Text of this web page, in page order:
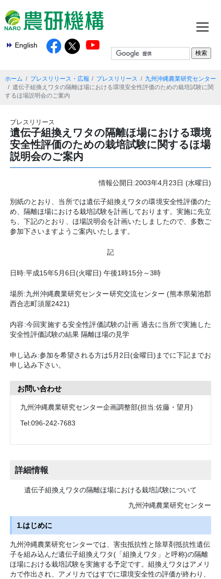
English
ホーム プレスリリース・広報 プレスリリース
九州沖縄農業研究センター
遺伝子組換えワタの隔離ほ場における環境安全性評価のための栽培試験に関
するほ場説明会のご案内
プレスリリース
遺伝子組換えワタの隔離ほ場における環境
安全性評価のための栽培試験に関するほ場
説明会のご案内
情報公開日:2003年4月23日 (水曜日)
別紙のとおり、当所では遺伝子組換えワタの環境安全性評価のた
め、隔離ほ場における栽培試験を計画しております。実施に先立
ち、下記のとおり、ほ場説明会を計画いたしましたので、多数ご
参加下さいますようご案内いたします。
記
日時:平成15年5月6日(火曜日) 午後1時15分～3時
場所:九州沖縄農業研究センター研究交流センター (熊本県菊池郡
西合志町須屋2421)
内容:今回実施する安全性評価試験の計画 過去に当所で実施した
安全性評価試験の結果 隔離ほ場の見学
申し込み:参加を希望される方は5月2日(金曜日)までに下記までお
申し込み下さい。
お問い合わせ
九州沖縄農業研究センター企画調整部(担当:佐藤・望月)
Tel:096-242-7683
詳細情報
遺伝子組換えワタの隔離ほ場における栽培試験について
九州沖縄農業研究センター
1.はじめに
九州沖縄農業研究センターでは、害虫抵抗性と除草剤抵抗性遺伝
子を組み込んだ遺伝子組換えワタ(「組換えワタ」と呼称)の隔離
ほ場における栽培試験を実施する予定です。組換えワタはアメリ
カで作出され、アメリカではすでに環境安全性の評価が終わり、